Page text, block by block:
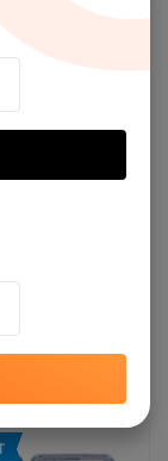
8 Pro Back